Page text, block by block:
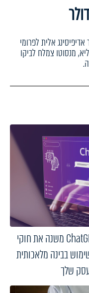
אלית לפרומי
מנסוטו צמלח לביקו
מפת הדרכים לעתיד: איך גרסת ChatGPT 4.0 משנה את חוקי
לשימוש בבינה מלאכותית